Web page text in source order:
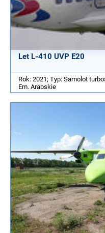
Let L-410 UVP E20
Rok: 2021; Typ: Samolot
Em. Arabskie